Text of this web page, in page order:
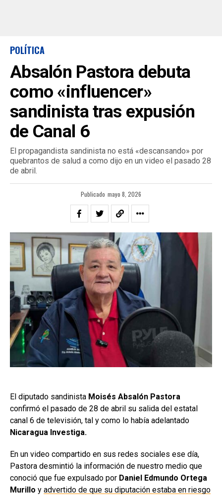
POLÍTICA
Absalón Pastora debuta
como «influencer»
sandinista tras expusión
de Canal 6
El propagandista sandinista no está «descansando» por
quebrantos de salud a como dijo en un video el pasado 28
de abril.
Publicado mayo 8, 2026
El diputado sandinista Moisés Absalón Pastora
confirmó el pasado de 28 de abril su salida del estatal
canal 6 de televisión, tal y como lo había adelantado
Nicaragua Investiga.
En un video compartido en sus redes sociales ese día,
Pastora desmintió la información de nuestro medio que
conoció que fue expulsado por Daniel Edmundo Ortega
Murillo y advertido de que su diputación estaba en riesgo